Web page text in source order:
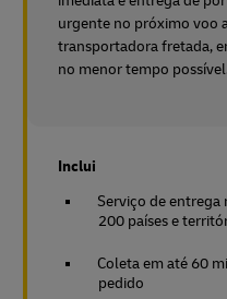
urgente no próximo voo
transportadora fretada,
no menor tempo
Inclui
Serviço de entrega
200 países e
Coleta em até 60
pedido